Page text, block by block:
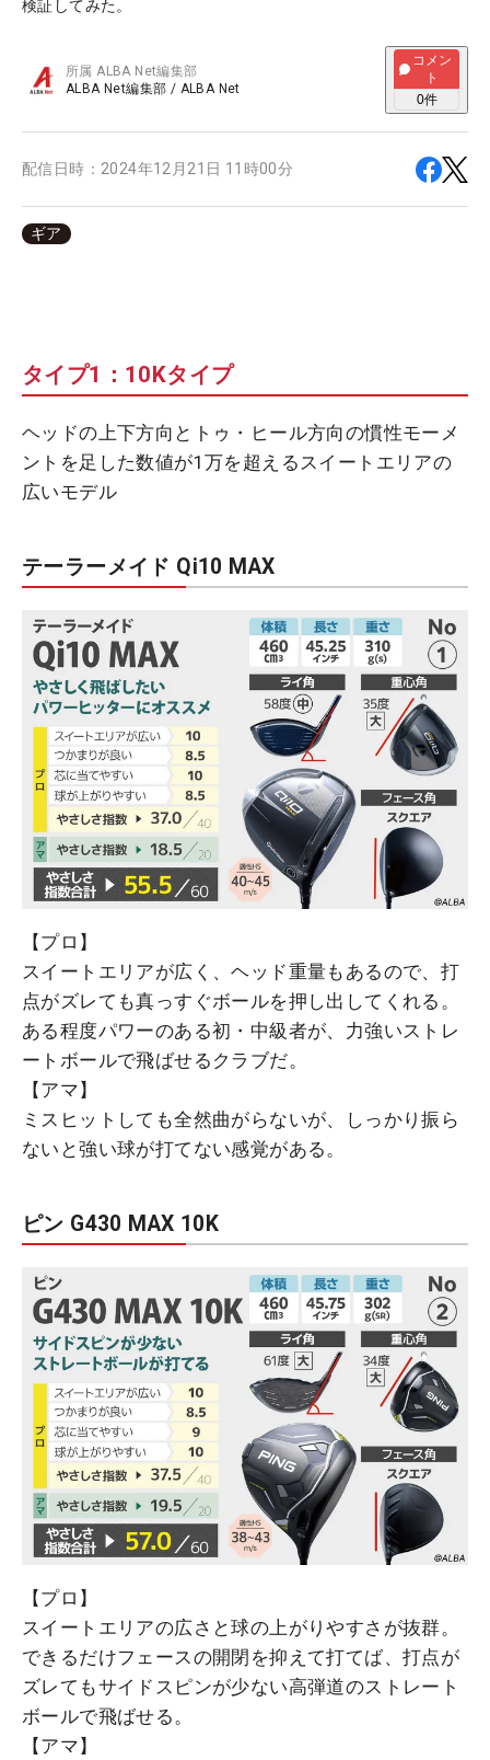
検証してみた。
所属ALBA Net編集部
ALBA Net編集部 / ALBA Net
コメン
ト
0件
配信日時： 2024年12月21日 11時00分
ギア
タイプ1：10Kタイプ
ヘッドの上下方向とトゥ・ヒール方向の慣性モーメ
ントを足した数値が1万を超えるスイートエリアの
広いモデル
テーラーメイド Qi10 MAX
【プロ】
スイートエリアが広く、ヘッド重量もあるので、打
点がズレても真っすぐボールを押し出してくれる。
ある程度パワーのある初・中級者が、力強いストレ
ートボールで飛ばせるクラブだ。
【アマ】
ミスヒットしても全然曲がらないが、しっかり振ら
ないと強い球が打てない感覚がある。
ピン G430 MAX 10K
【プロ】
スイートエリアの広さと球の上がりやすさが抜群。
できるだけフェースの開閉を抑えて打てば、打点が
ズレてもサイドスピンが少ない高弾道のストレート
ボールで飛ばせる。
【アマ】